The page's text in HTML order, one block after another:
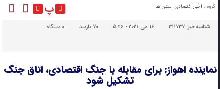
گروه : اخبار اقتصادی استان ها پ
شناسه خبر:311737 16 می 2026 - 5:26 70 بازدید دیدگاه
نماینده اهواز: برای مقابله با جنگ اقتصادی، اتاق جنگ
تشکیل شود